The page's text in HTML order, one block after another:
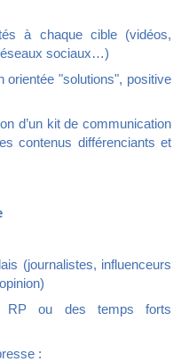
à chaque cible (vidéos,
sociaux…)
orientée "solutions", positive
d’un kit de communication
contenus différenciants et
(journalistes, influenceurs
RP ou des temps forts
: